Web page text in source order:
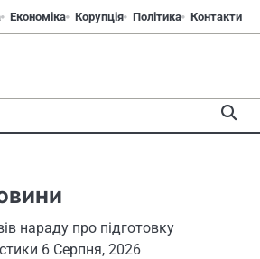
Економіка Корупція Політика Контакти
нараду про підготовку
6 Серпня, 2026